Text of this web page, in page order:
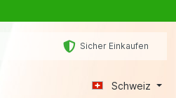
Sicher Einkaufen
Schweiz